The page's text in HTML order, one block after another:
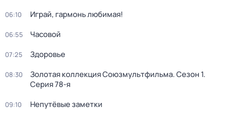
06:10 Играй, гармонь любимая!
06:55 Часовой
07:25 Здоровье
08:30 Золотая коллекция Союзмультфильма. Сезон 1.
Серия 78-я
09:10 Непутёвые заметки